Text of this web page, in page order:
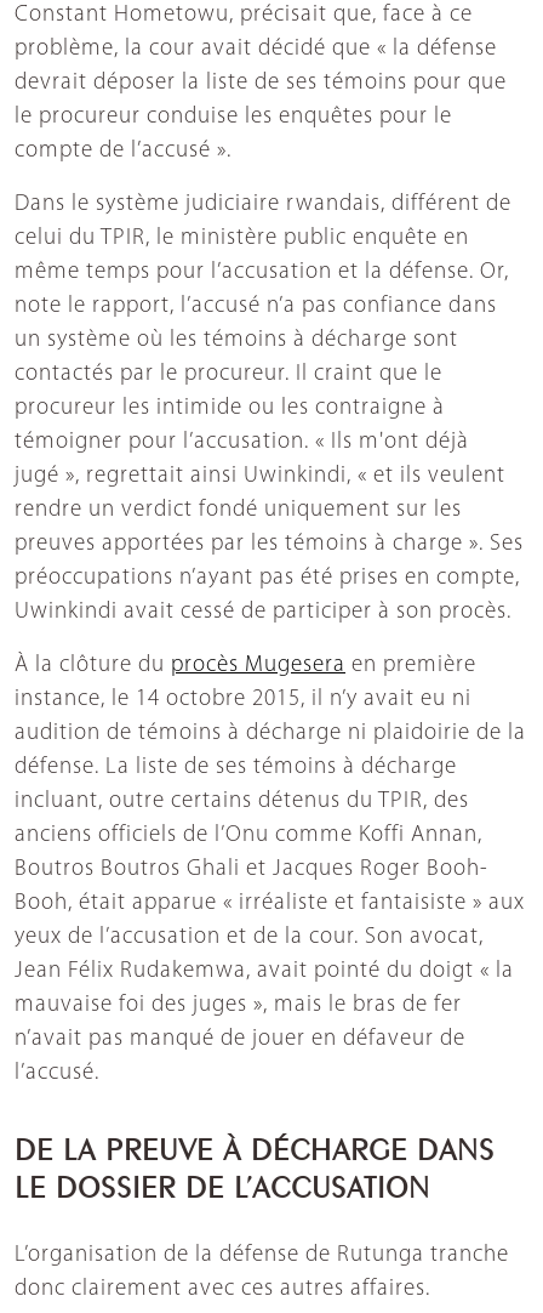
Constant Hometowu, précisait que, face à ce
problème, la cour avait décidé que « la défense
devrait déposer la liste de ses témoins pour que
le procureur conduise les enquêtes pour le
compte de l’accusé ».
Dans le système judiciaire rwandais, différent de
celui du TPIR, le ministère public enquête en
même temps pour l’accusation et la défense. Or,
note le rapport, l’accusé n’a pas confiance dans
un système où les témoins à décharge sont
contactés par le procureur. Il craint que le
procureur les intimide ou les contraigne à
témoigner pour l’accusation. « Ils m'ont déjà
jugé », regrettait ainsi Uwinkindi, « et ils veulent
rendre un verdict fondé uniquement sur les
preuves apportées par les témoins à charge ». Ses
préoccupations n’ayant pas été prises en compte,
Uwinkindi avait cessé de participer à son procès.
À la clôture du procès Mugesera en première
instance, le 14 octobre 2015, il n’y avait eu ni
audition de témoins à décharge ni plaidoirie de la
défense. La liste de ses témoins à décharge
incluant, outre certains détenus du TPIR, des
anciens officiels de l’Onu comme Koffi Annan,
Boutros Boutros Ghali et Jacques Roger Booh-
Booh, était apparue « irréaliste et fantaisiste » aux
yeux de l’accusation et de la cour. Son avocat,
Jean Félix Rudakemwa, avait pointé du doigt « la
mauvaise foi des juges », mais le bras de fer
n’avait pas manqué de jouer en défaveur de
l’accusé.
DE LA PREUVE À DÉCHARGE DANS
LE DOSSIER DE L’ACCUSATION
L’organisation de la défense de Rutunga tranche
donc clairement avec ces autres affaires.